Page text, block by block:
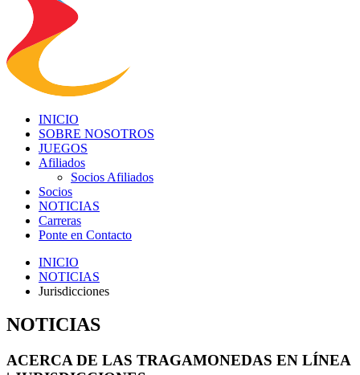
INICIO
SOBRE NOSOTROS
JUEGOS
Afiliados
Socios Afiliados
Socios
NOTICIAS
Carreras
Ponte en Contacto
INICIO
NOTICIAS
Jurisdicciones
NOTICIAS
ACERCA DE LAS TRAGAMONEDAS EN LÍNEA